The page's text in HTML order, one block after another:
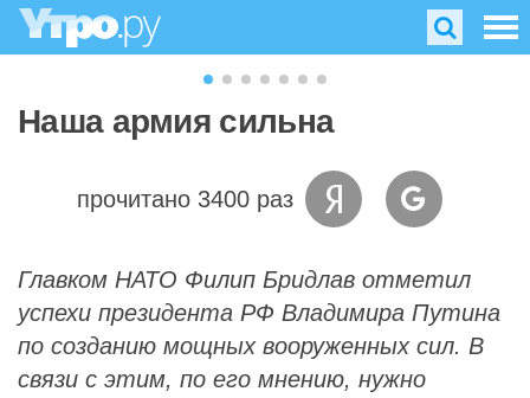
Наша армия сильна
прочитано 3400 раз
Главком НАТО Филип Бридлав отметил
успехи президента РФ Владимира Путина
по созданию мощных вооруженных сил. В
связи с этим, по его мнению, нужно